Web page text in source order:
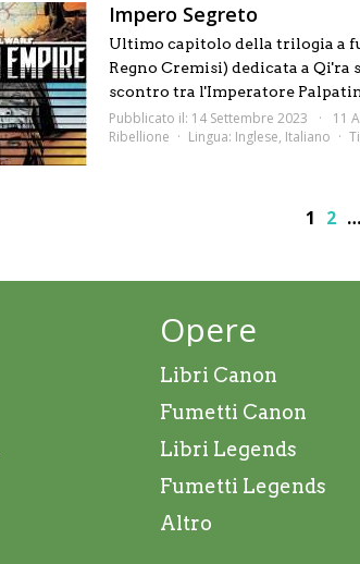
Impero Segreto
Ultimo capitolo della trilogia a
Regno Cremisi) dedicata a Qi'ra
scontro tra l'Imperatore
Pubblicato il: 14 Settembre 2023 11
Ribellione
Lingua: Inglese, Italiano
1 2 …
Opere
Libri Canon
Fumetti Canon
Libri Legends
Fumetti Legends
Altro